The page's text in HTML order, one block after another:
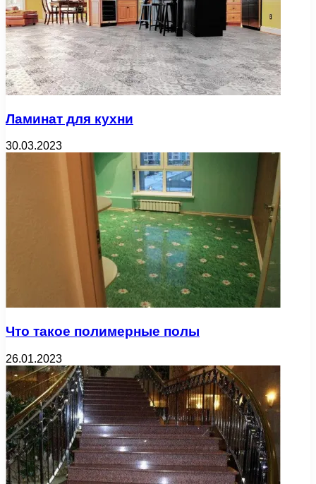
Ламинат для кухни
30.03.2023
Что такое полимерные полы
26.01.2023